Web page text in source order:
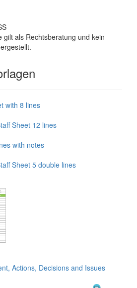
gilt als Rechtsberatung und kein
with 8 lines
Sheet 12 lines
with notes
Sheet 5 double lines
Actions, Decisions and Issues